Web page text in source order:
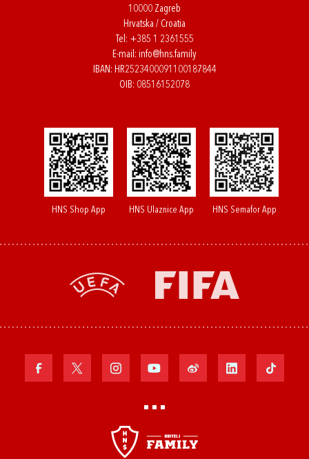
10000 Zagreb
Hrvatska / Croatia
Tel: +385 1 2361555
E-mail: info@hns.family
IBAN: HR2523400091100187844
OIB: 08516152078
HNS Shop App HNS Ulaznice App HNS Semafor App